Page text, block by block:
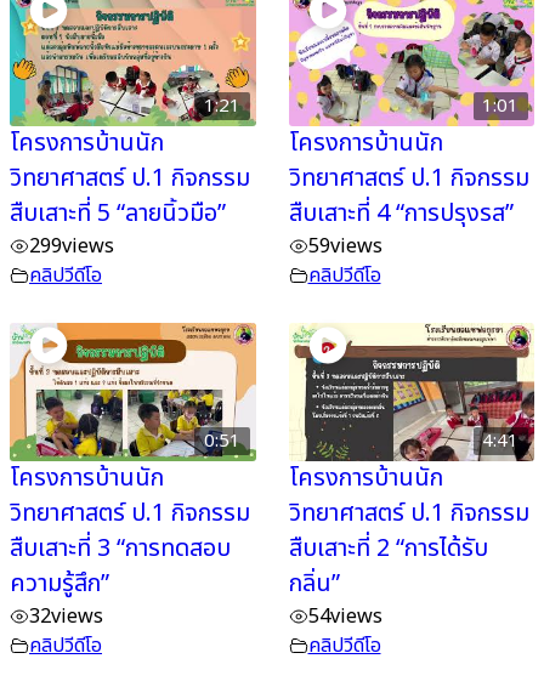
1:21
โครงการบ้านนัก
วิทยาศาสตร์ ป.1 กิจกรรม
สืบเสาะที่ 5 “ลายนิ้วมือ”
299views
คลิปวีดีโอ
1:01
โครงการบ้านนัก
วิทยาศาสตร์ ป.1 กิจกรรม
สืบเสาะที่ 4 “การปรุงรส”
59views
คลิปวีดีโอ
0:51
โครงการบ้านนัก
วิทยาศาสตร์ ป.1 กิจกรรม
สืบเสาะที่ 3 “การทดสอบ
ความรู้สึก”
32views
คลิปวีดีโอ
4:41
โครงการบ้านนัก
วิทยาศาสตร์ ป.1 กิจกรรม
สืบเสาะที่ 2 “การได้รับ
กลิ่น”
54views
คลิปวีดีโอ